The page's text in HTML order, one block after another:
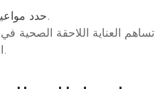
حدد مواعيد للمتابعة لتقييم مدى تكرار العلاج.
تساهم العناية اللاحقة الصحية في
اللاحق، وتعزيز الفوائد طويلة المدى.